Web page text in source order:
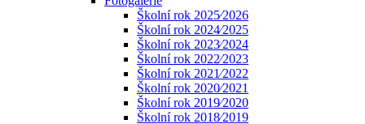
Školní rok 2025⁄2026
Školní rok 2024⁄2025
Školní rok 2023⁄2024
Školní rok 2022⁄2023
Školní rok 2021⁄2022
Školní rok 2020⁄2021
Školní rok 2019⁄2020
Školní rok 2018⁄2019